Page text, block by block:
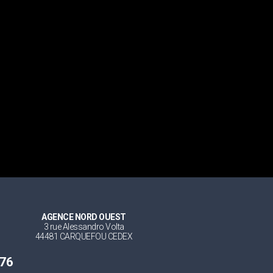
AGENCE NORD OUEST
3 rue Alessandro Volta
44481 CARQUEFOU CEDEX